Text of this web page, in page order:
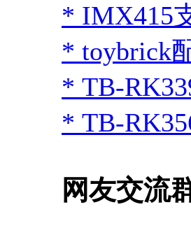
* IMX415
* toybrick
* TB-
* TB-
网友交流